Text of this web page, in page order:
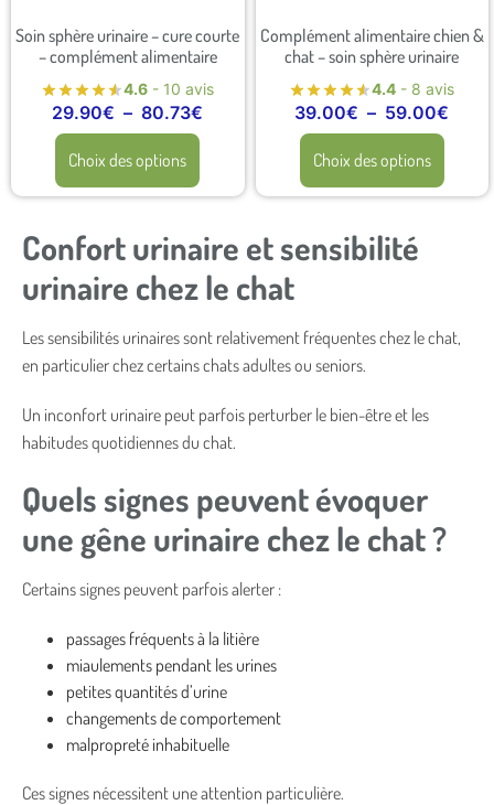
Soin sphère urinaire – cure courte
– complément alimentaire
4.6 - 10 avis
29.90€ – 80.73€
Choix des options
Complément alimentaire chien &
chat – soin sphère urinaire
4.4 - 8 avis
39.00€ – 59.00€
Choix des options
Confort urinaire et sensibilité
urinaire chez le chat
Les sensibilités urinaires sont relativement fréquentes chez le chat,
en particulier chez certains chats adultes ou seniors.
Un inconfort urinaire peut parfois perturber le bien-être et les
habitudes quotidiennes du chat.
Quels signes peuvent évoquer
une gêne urinaire chez le chat ?
Certains signes peuvent parfois alerter :
passages fréquents à la litière
miaulements pendant les urines
petites quantités d’urine
changements de comportement
malpropreté inhabituelle
Ces signes nécessitent une attention particulière.